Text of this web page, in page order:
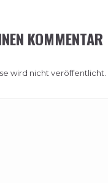
KOMMENTAR
wird nicht